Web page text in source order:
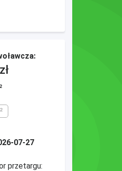
07-27
przetargu: